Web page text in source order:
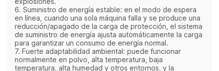
6. Suministro de energía estable: en el modo de espera
en línea, cuando una sola máquina falla y se produce una
reducción/apagado de la carga de protección, el sistema
de suministro de energía ajusta automáticamente la carga
para garantizar un consumo de energía normal.
7. Fuerte adaptabilidad ambiental: puede funcionar
normalmente en polvo, alta temperatura, baja
temperatura, alta humedad y otros entornos, y la